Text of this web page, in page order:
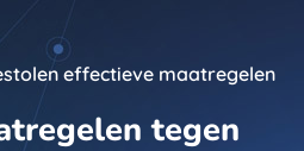
effectieve maatregelen
tegen